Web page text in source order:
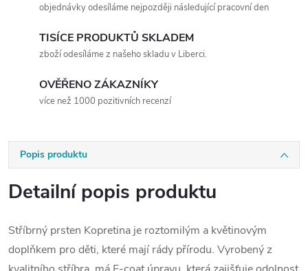
objednávky odesíláme nejpozději následující pracovní den
TISÍCE PRODUKTŮ SKLADEM
zboží odesíláme z našeho skladu v Liberci.
OVĚŘENO ZÁKAZNÍKY
více než 1000 pozitivních recenzí
Popis produktu
Detailní popis produktu
Stříbrný prsten Kopretina je roztomilým a květinovým
doplňkem pro děti, které mají rády přírodu. Vyrobený z